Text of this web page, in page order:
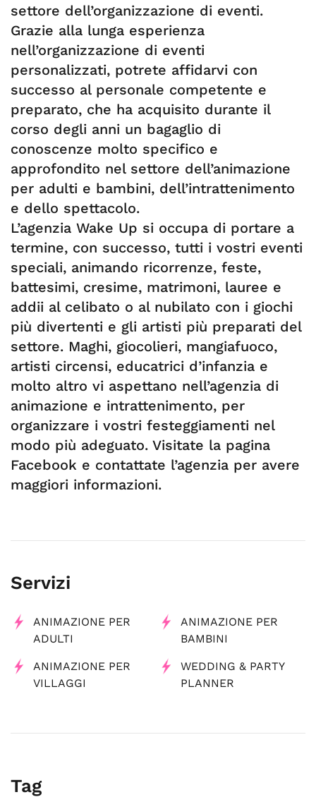
settore dell’organizzazione di eventi.
Grazie alla lunga esperienza
nell’organizzazione di eventi
personalizzati, potrete affidarvi con
successo al personale competente e
preparato, che ha acquisito durante il
corso degli anni un bagaglio di
conoscenze molto specifico e
approfondito nel settore dell’animazione
per adulti e bambini, dell’intrattenimento
e dello spettacolo.
L’agenzia Wake Up si occupa di portare a
termine, con successo, tutti i vostri eventi
speciali, animando ricorrenze, feste,
battesimi, cresime, matrimoni, lauree e
addii al celibato o al nubilato con i giochi
più divertenti e gli artisti più preparati del
settore. Maghi, giocolieri, mangiafuoco,
artisti circensi, educatrici d’infanzia e
molto altro vi aspettano nell’agenzia di
animazione e intrattenimento, per
organizzare i vostri festeggiamenti nel
modo più adeguato. Visitate la pagina
Facebook e contattate l’agenzia per avere
maggiori informazioni.
Servizi
ANIMAZIONE PER
ADULTI
ANIMAZIONE PER
BAMBINI
ANIMAZIONE PER
VILLAGGI
WEDDING & PARTY
PLANNER
Tag